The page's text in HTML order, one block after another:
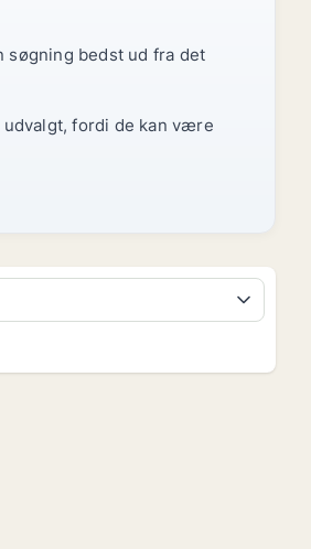
bedst ud fra det
fordi de kan være